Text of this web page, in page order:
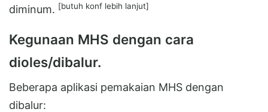
diminum. [butuh konf lebih lanjut]
Kegunaan MHS dengan cara
dioles/dibalur.
Beberapa aplikasi pemakaian MHS dengan
dibalur: